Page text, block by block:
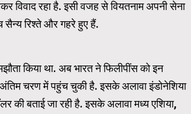
विवाद रहा है. इसी वजह से वियतनाम अपनी सेना
रिश्ते और गहरे हुए हैं.
किया था. अब भारत ने फिलीपींस को इन
चरण में पहुंच चुकी है. इसके अलावा इंडोनेशिया
की बताई जा रही है. इसके अलावा मध्य एशिया,